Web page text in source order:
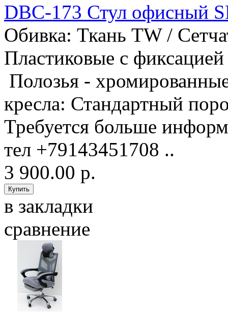
DBC-173 Стул офисный
Обивка: Ткань TW /
Пластиковые с
Полозья -
кресла: Стандартный
Требуется больше
тел +79143451708 ..
3 900.00 р.
в закладки
сравнение